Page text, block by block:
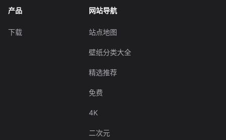
产品
下载
网站导航
站点地图
壁纸分类大全
精选推荐
免费
4K
二次元